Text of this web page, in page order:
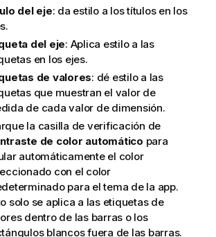
del eje: da estilo a los títulos en los
del eje: Aplica estilo a las
en los ejes.
de valores: dé estilo a las
que muestran el valor de
de cada valor de dimensión.
la casilla de verificación de
de color automático para
automáticamente el color
con el color
para el tema de la app.
solo se aplica a las etiquetas de
dentro de las barras o los
blancos fuera de las barras.